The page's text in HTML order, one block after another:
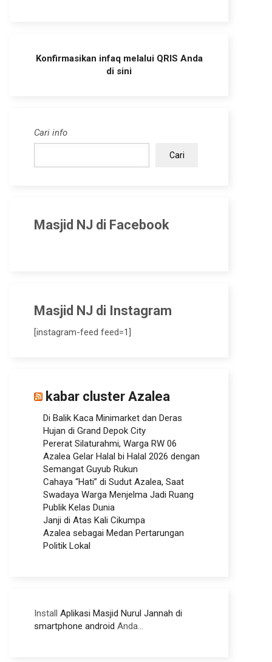
Konfirmasikan infaq melalui QRIS Anda
di sini
Cari info
Cari
Masjid NJ di Facebook
Masjid NJ di Instagram
[instagram-feed feed=1]
kabar cluster Azalea
Di Balik Kaca Minimarket dan Deras
Hujan di Grand Depok City
Pererat Silaturahmi, Warga RW 06
Azalea Gelar Halal bi Halal 2026 dengan
Semangat Guyub Rukun
Cahaya “Hati” di Sudut Azalea, Saat
Swadaya Warga Menjelma Jadi Ruang
Publik Kelas Dunia
Janji di Atas Kali Cikumpa
Azalea sebagai Medan Pertarungan
Politik Lokal
Install Aplikasi Masjid Nurul Jannah di
smartphone android Anda...